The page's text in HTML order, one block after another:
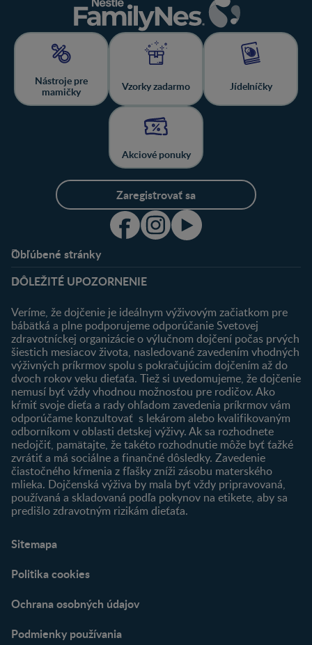
Nástroje pre
mamičky
Vzorky zadarmo Jídelníčky
Akciové ponuky
Zaregistrovať sa
Obľúbené stránky
Výhody členstva
Môj účet
Registrácia
Newsletter
Prihlásenie
Produkty
Nájsť produkt
DÔLEŽITÉ UPOZORNENIE
Veríme, že dojčenie je ideálnym výživovým začiatkom pre
bábätká a plne podporujeme odporúčanie Svetovej
zdravotníckej organizácie o výlučnom dojčení počas prvých
šiestich mesiacov života, nasledované zavedením vhodných
výživných príkrmov spolu s pokračujúcim dojčením až do
dvoch rokov veku dieťaťa. Tiež si uvedomujeme, že dojčenie
nemusí byť vždy vhodnou možnosťou pre rodičov. Ako
kŕmiť svoje dieťa a rady ohľadom zavedenia príkrmov vám
odporúčame konzultovať s lekárom alebo kvalifikovaným
odborníkom v oblasti detskej výživy. Ak sa rozhodnete
nedojčiť, pamätajte, že takéto rozhodnutie môže byť ťažké
zvrátiť a má sociálne a finančné dôsledky. Zavedenie
čiastočného kŕmenia z fľašky zníži zásobu materského
mlieka. Dojčenská výživa by mala byť vždy pripravovaná,
používaná a skladovaná podľa pokynov na etikete, aby sa
predišlo zdravotným rizikám dieťaťa.
Sitemapa
Politika cookies
Ochrana osobných údajov
Podmienky používania